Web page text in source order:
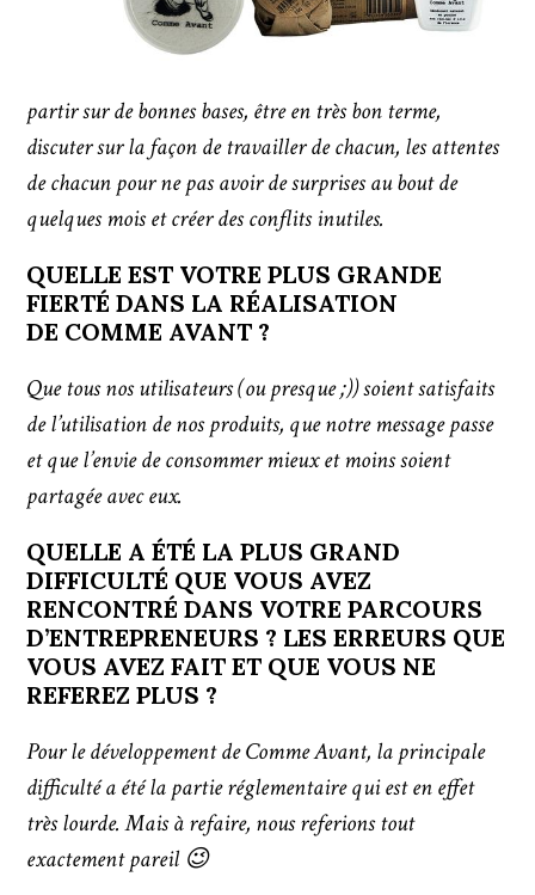
partir sur de bonnes bases, être en très bon terme,
discuter sur la façon de travailler de chacun, les attentes
de chacun pour ne pas avoir de surprises au bout de
quelques mois et créer des conflits inutiles.
QUELLE EST VOTRE PLUS GRANDE
FIERTÉ DANS LA RÉALISATION
DE COMME AVANT ?
Que tous nos utilisateurs (ou presque ;)) soient satisfaits
de l’utilisation de nos produits, que notre message passe
et que l’envie de consommer mieux et moins soient
partagée avec eux.
QUELLE A ÉTÉ LA PLUS GRAND
DIFFICULTÉ QUE VOUS AVEZ
RENCONTRÉ DANS VOTRE PARCOURS
D’ENTREPRENEURS ? LES ERREURS QUE
VOUS AVEZ FAIT ET QUE VOUS NE
REFEREZ PLUS ?
Pour le développement de Comme Avant, la principale
difficulté a été la partie réglementaire qui est en effet
très lourde. Mais à refaire, nous referions tout
exactement pareil 😉